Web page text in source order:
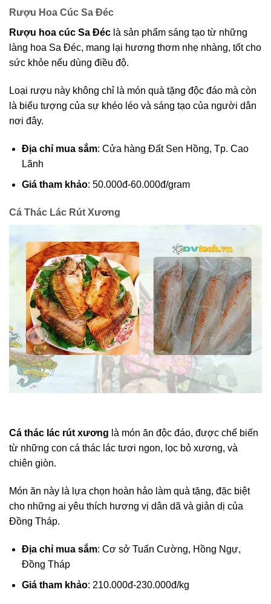
Rượu Hoa Cúc Sa Đéc
Rượu hoa cúc Sa Đéc là sản phẩm sáng tạo từ những
làng hoa Sa Đéc, mang lại hương thơm nhẹ nhàng, tốt cho
sức khỏe nếu dùng điều độ.
Loại rượu này không chỉ là món quà tặng độc đáo mà còn
là biểu tượng của sự khéo léo và sáng tạo của người dân
nơi đây.
Địa chỉ mua sắm: Cửa hàng Đất Sen Hồng, Tp. Cao
Lãnh
Giá tham khảo: 50.000đ-60.000đ/gram
Cá Thác Lác Rút Xương
Cá thác lác rút xương là món ăn độc đáo, được chế biến
từ những con cá thác lác tươi ngon, lọc bỏ xương, và
chiên giòn.
Món ăn này là lựa chọn hoàn hảo làm quà tặng, đặc biệt
cho những ai yêu thích hương vị dân dã và giản dị của
Đồng Tháp.
Địa chỉ mua sắm: Cơ sở Tuấn Cường, Hồng Ngự,
Đồng Tháp
Giá tham khảo: 210.000đ-230.000đ/kg